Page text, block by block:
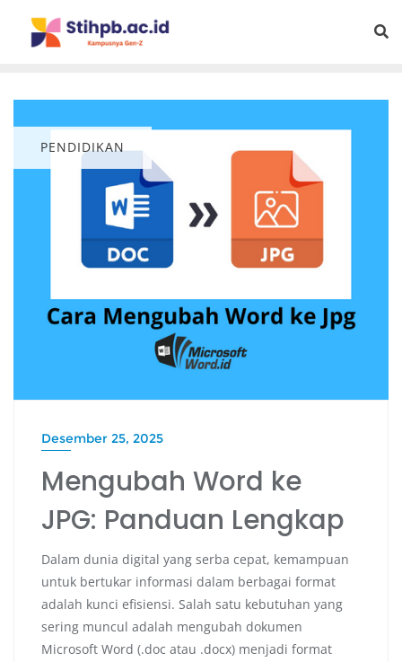
PENDIDIKAN
Desember 25, 2025
Mengubah Word ke
JPG: Panduan Lengkap
Dalam dunia digital yang serba cepat, kemampuan
untuk bertukar informasi dalam berbagai format
adalah kunci efisiensi. Salah satu kebutuhan yang
sering muncul adalah mengubah dokumen
Microsoft Word (.doc atau .docx) menjadi format